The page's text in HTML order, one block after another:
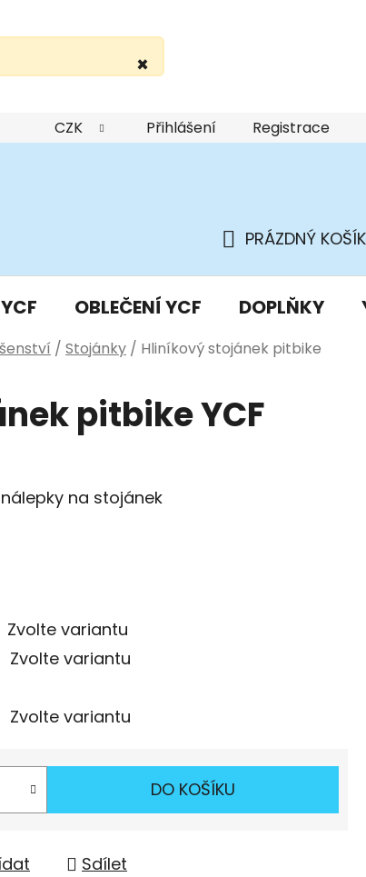
×
Podmínky ochrany osobních údajů
CZK Přihlášení Registrace
KOŠÍK
PRÁZDNÝ KOŠÍK
OBLEČENÍ YCF DOPLŇKY
/ Stojánky / Hliníkový stojánek pitbike
pitbike YCF
na stojánek
Zvolte variantu
Zvolte variantu
Zvolte variantu
DO KOŠÍKU
Sdílet